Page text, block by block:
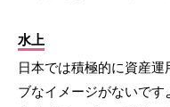
水上
日本では積極的に資産
ブなイメージがないで